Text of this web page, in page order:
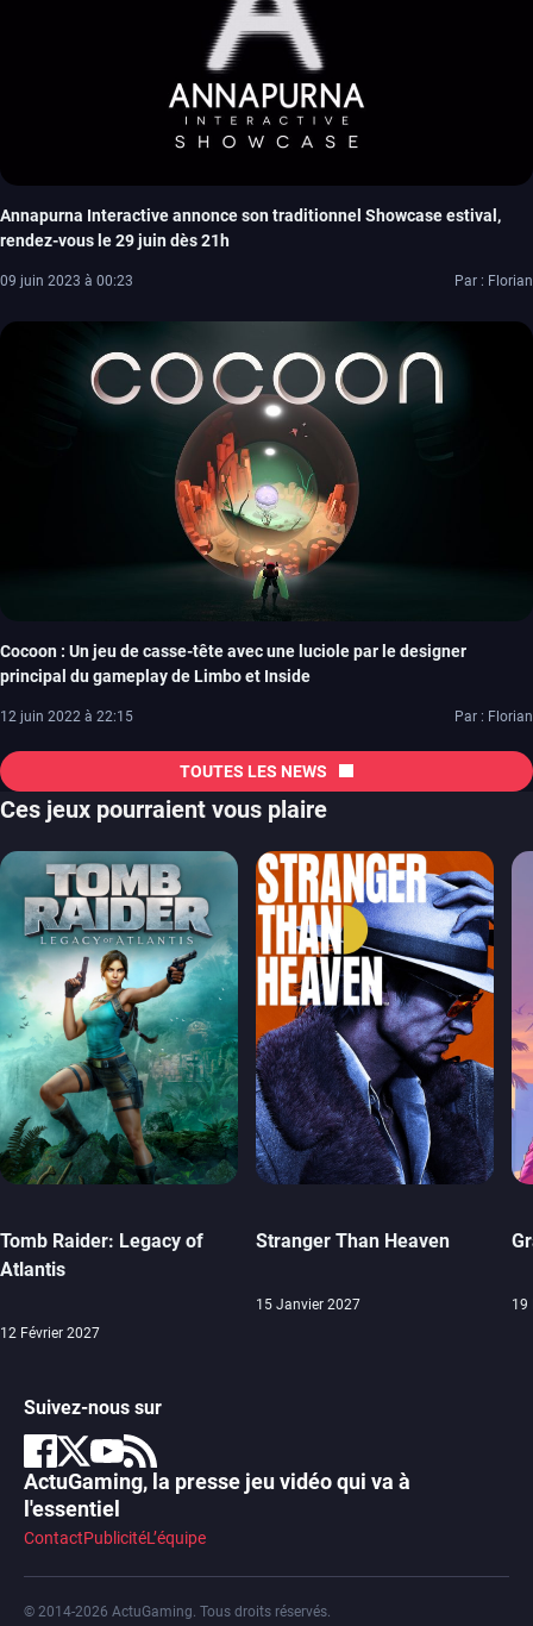
Annapurna Interactive annonce son traditionnel Showcase estival,
rendez-vous le 29 juin dès 21h
09 juin 2023 à 00:23 Par : Florian
Cocoon : Un jeu de casse-tête avec une luciole par le designer
principal du gameplay de Limbo et Inside
12 juin 2022 à 22:15 Par : Florian
TOUTES LES NEWS
Ces jeux pourraient vous plaire
Tomb Raider: Legacy of
Atlantis
12 Février 2027
Stranger Than Heaven
15 Janvier 2027 19
Suivez-nous sur
ActuGaming, la presse jeu vidéo qui va à
l'essentiel
ContactPublicitéL’équipe
© 2014-2026 ActuGaming. Tous droits réservés.